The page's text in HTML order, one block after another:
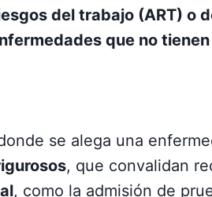
del trabajo (ART) o
que no
se alega una
, que convalidan
, como la admisión de